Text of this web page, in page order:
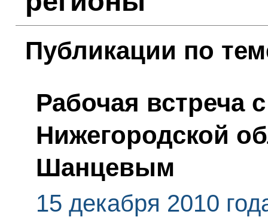
Публикации по
Рабочая встреча
Нижегородской
Шанцевым
15 декабря 2010